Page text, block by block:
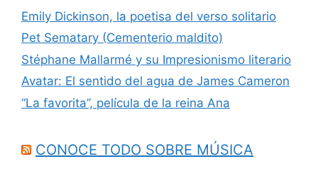
Emily Dickinson, la poetisa del verso solitario
Pet Sematary (Cementerio maldito)
Stéphane Mallarmé y su Impresionismo literario
Avatar: El sentido del agua de James Cameron
“La favorita”, película de la reina Ana
CONOCE TODO SOBRE MÚSICA